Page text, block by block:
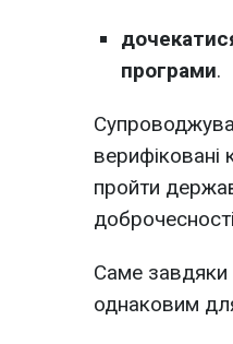
програми.
верифіковані
пройти
Саме
однаковим